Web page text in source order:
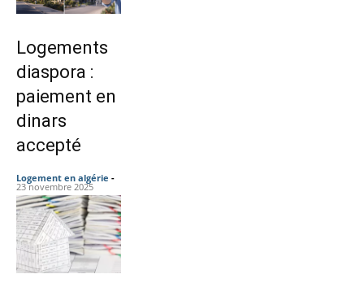
Logements
diaspora :
paiement en
dinars
accepté
Logement en algérie -
23 novembre 2025